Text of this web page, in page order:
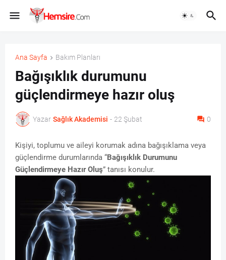
Ana Sayfa Bakım Planları
Bağışıklık durumunu
güçlendirmeye hazır oluş
Yazar Sağlık Akademisi - 22 Şubat 0
Kişiyi, toplumu ve aileyi korumak adına bağışıklama veya
güçlendirme durumlarında “Bağışıklık Durumunu
Güçlendirmeye Hazır Oluş” tanısı konulur.